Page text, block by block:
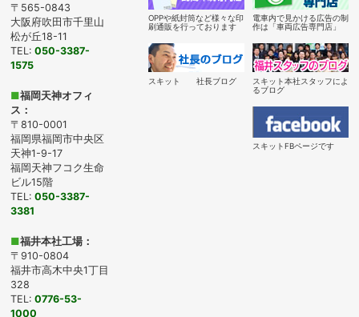
〒565-0843
大阪府吹田市千里山
松が丘18-11
TEL:050-3387-
1575
■福岡天神オフィ
ス：
〒810-0001
福岡県福岡市中央区
天神1-9-17
福岡天神フコク生命
ビル15階
TEL:050-3387-
3381
■福井本社工場：
〒910-0804
福井市高木中央1丁目
328
TEL:0776-53-
1000
OPPや紙封筒など様々な印
刷通販を行っております
電車内で見かける広告の制
作は「車両広告専門店」
スキット 社長ブログ
スキット本社スタッフによ
るブログ
スキットFBページです